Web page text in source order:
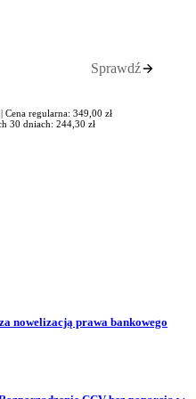
Sprawdź
Cena regularna: 349,00 zł
30 dniach: 244,30 zł
nowelizacją prawa bankowego